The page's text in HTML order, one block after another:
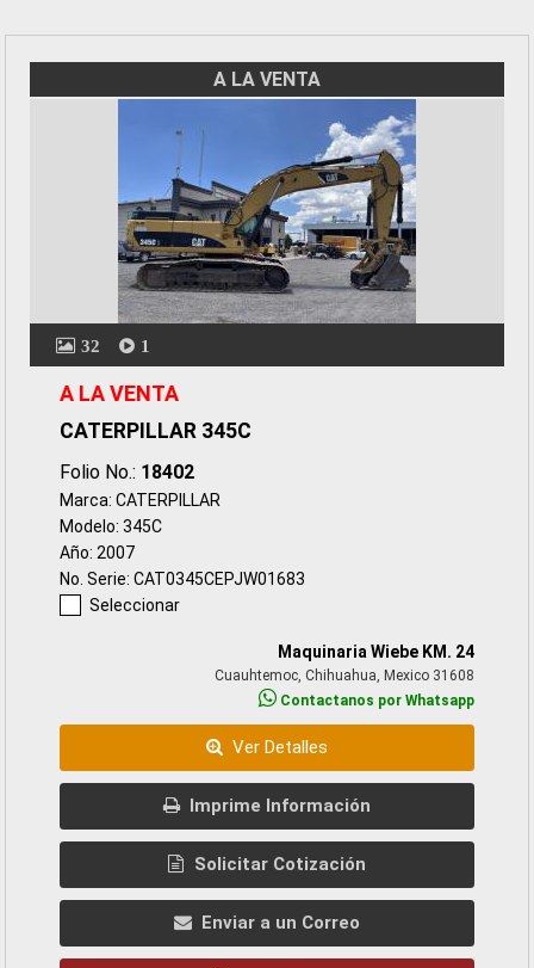
A LA VENTA
32 1
A LA VENTA
CATERPILLAR 345C
Folio No.: 18402
Marca: CATERPILLAR
Modelo: 345C
Año: 2007
No. Serie: CAT0345CEPJW01683
Seleccionar
Maquinaria Wiebe KM. 24
Cuauhtemoc, Chihuahua, Mexico 31608
Contactanos por Whatsapp
Ver Detalles
Imprime Información
Solicitar Cotización
Enviar a un Correo